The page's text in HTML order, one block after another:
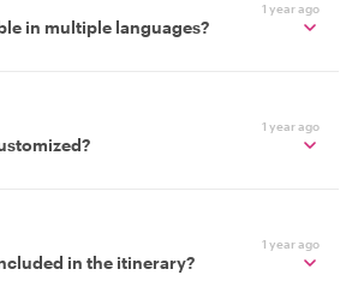
1 year ago
in multiple languages?
1 year ago
1 year ago
in the itinerary?